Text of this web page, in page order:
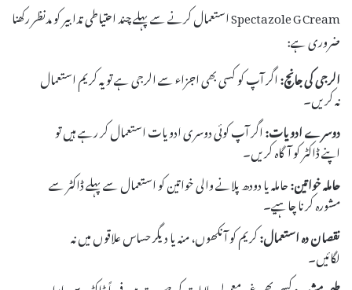
Spectazole G Cream استعمال کرنے سے پہلے چند احتیاطی تدابیر کو مدنظر رکھنا
ضروری ہے:
الرجی کی جانچ:اگر آپ کو کسی بھی اجزاء سے الرجی ہے تو یہ کریم استعمال
نہ کریں۔
دوسرے ادویات:اگر آپ کوئی دوسری ادویات استعمال کر رہے ہیں تو
اپنے ڈاکٹر کو آگاہ کریں۔
حاملہ خواتین:حاملہ یا دودھ پلانے والی خواتین کو استعمال سے پہلے ڈاکٹر سے
مشورہ کرنا چاہیے۔
نقصان دہ استعمال:کریم کو آنکھوں، منہ یا دیگر حساس علاقوں میں نہ
لگائیں۔